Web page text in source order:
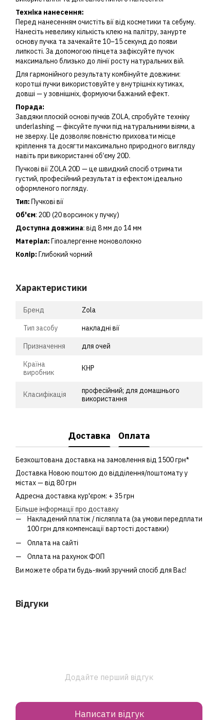
Техніка нанесення:
Перед нанесенням очистіть вії від косметики та себуму.
Нанесіть невелику кількість клею на палітру, занурте
основу пучка та зачекайте 10–15 секунд до появи
липкості. За допомогою пінцета зафіксуйте пучок
максимально близько до лінії росту натуральних вій.
Для гармонійного результату комбінуйте довжини:
коротші пучки використовуйте у внутрішніх кутиках,
довші — у зовнішніх, формуючи бажаний ефект.
Порада:
Завдяки плоскій основі пучків ZOLA, спробуйте техніку
underlashing — фіксуйте пучки під натуральними віями, а
не зверху. Це дозволяє повністю приховати місце
кріплення та досягти максимально природного вигляду
навіть при використанні об’єму 20D.
Пучкові вії ZOLA 20D — це швидкий спосіб отримати
густий, професійний результат із ефектом ідеально
оформленого погляду.
Тип:Пучкові вії
Об'єм: 20D (20 ворсинок у пучку)
Доступна довжина: від 8 мм до 14 мм
Матеріал:Гіпоалергенне моноволокно
Колір:Глибокий чорний
Характеристики
Бренд Zola
Тип засобу накладні вії
Призначення для очей
Країна
виробник
КНР
Класифікація
професійний; для домашнього
використання
Доставка Оплата
Безкоштована доставка на замовлення від 1500 грн*
Доставка Новою поштою до відділення/поштомату у
містах — від 80 грн
Адресна доставка кур'єром: + 35 грн
Більше інформації про доставку
Накладений платіж / післяплата (за умови передплати
100 грн для компенсації вартості доставки)
Оплата на сайті
Оплата на рахунок ФОП
Ви можете обрати будь-який зручний спосіб для Вас!
Відгуки
Додайте перший відгук
Написати відгук